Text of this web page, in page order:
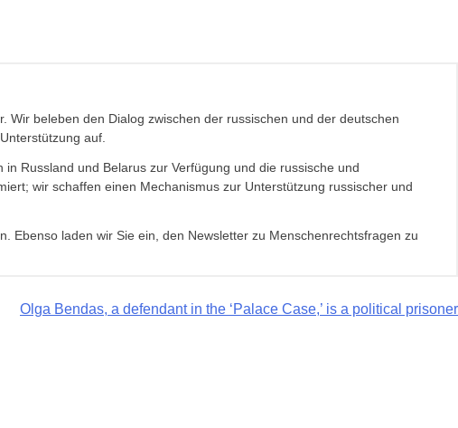
beleben den Dialog zwischen der russischen und der deutschen
auf.
Russland und Belarus zur Verfügung und die russische und
wir schaffen einen Mechanismus zur Unterstützung russischer und
Ebenso laden wir Sie ein, den Newsletter zu Menschenrechtsfragen zu
Olga Bendas, a defendant in the ‘Palace Case,’ is a political prisoner